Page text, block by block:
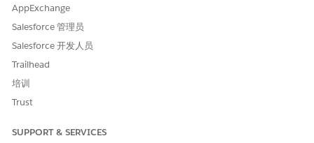
AppExchange
Salesforce 管理员
Salesforce 开发人员
Trailhead
培训
Trust
SUPPORT & SERVICES